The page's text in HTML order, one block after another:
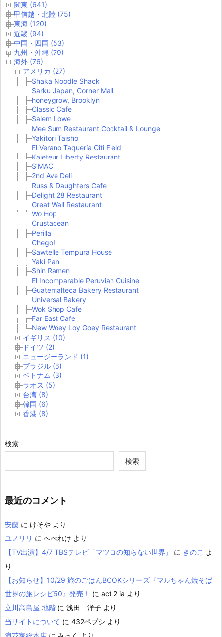
関東 (641)
甲信越・北陸 (75)
東海 (120)
近畿 (94)
中国・四国 (53)
九州・沖縄 (79)
海外 (76)
アメリカ (27)
Shaka Noodle Shack
Sarku Japan, Corner Mall
honeygrow, Brooklyn
Classic Cafe
Salem Lowe
Mee Sum Restaurant Cocktail & Lounge
Yakitori Taisho
El Verano Taquería Citi Field
Kaieteur Liberty Restaurant
S’MAC
2nd Ave Deli
Russ & Daughters Cafe
Delight 28 Restaurant
Great Wall Restaurant
Wo Hop
Crustacean
Perilla
Chego!
Sawtelle Tempura House
Yaki Pan
Shin Ramen
El Incomparable Peruvian Cuisine
Guatemalteca Bakery Restaurant
Universal Bakery
Wok Shop Cafe
Far East Cafe
New Woey Loy Goey Restaurant
イギリス (10)
ドイツ (2)
ニュージーランド (1)
ブラジル (6)
ベトナム (3)
ラオス (5)
台湾 (8)
韓国 (6)
香港 (8)
検索
検索
最近のコメント
安藤 に けそや より
ユノリリ に へべれけ より
【TV出演】4/7 TBSテレビ「マツコの知らない世界」
に きのこ よ
り
【お知らせ】10/29 旅のごはんBOOKシリーズ『マルちゃん焼そば
世界の旅レシピ50』発売！
に act 2 ia より
立川高島屋 地階 に 浅田 洋子 より
当サイトについて に 432ペプシ より